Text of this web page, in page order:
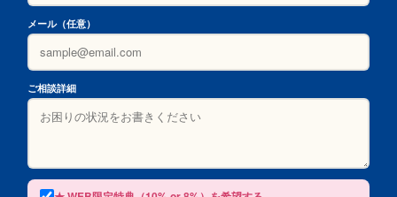
メール（任意）
ご相談詳細